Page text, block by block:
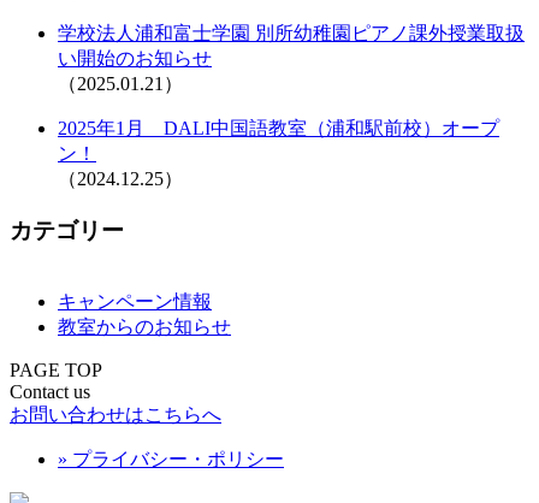
学校法人浦和富士学園 別所幼稚園ピアノ課外授業取扱
い開始のお知らせ
（2025.01.21）
2025年1月 DALI中国語教室（浦和駅前校）オープ
ン！
（2024.12.25）
カテゴリー
キャンペーン情報
教室からのお知らせ
PAGE TOP
Contact us
お問い合わせはこちらへ
» プライバシー・ポリシー